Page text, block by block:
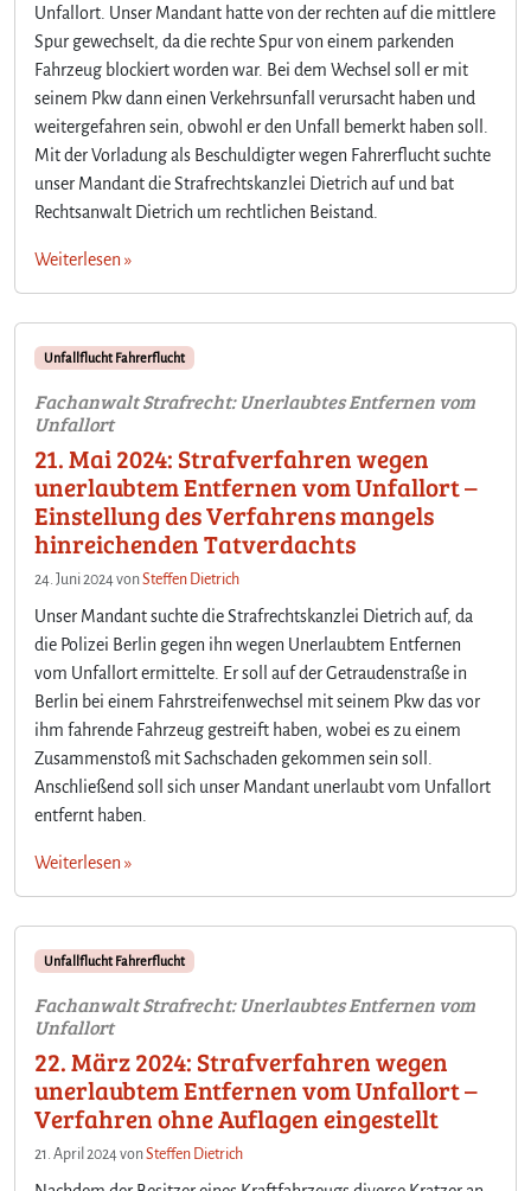
Unfallort. Unser Mandant hatte von der rechten auf die mittlere
Spur gewechselt, da die rechte Spur von einem parkenden
Fahrzeug blockiert worden war. Bei dem Wechsel soll er mit
seinem Pkw dann einen Verkehrsunfall verursacht haben und
weitergefahren sein, obwohl er den Unfall bemerkt haben soll.
Mit der Vorladung als Beschuldigter wegen Fahrerflucht suchte
unser Mandant die Strafrechtskanzlei Dietrich auf und bat
Rechtsanwalt Dietrich um rechtlichen Beistand.
Weiterlesen »
Unfallflucht Fahrerflucht
Fachanwalt Strafrecht: Unerlaubtes Entfernen vom
Unfallort
21. Mai 2024: Strafverfahren wegen
unerlaubtem Entfernen vom Unfallort –
Einstellung des Verfahrens mangels
hinreichenden Tatverdachts
24. Juni 2024vonSteffen Dietrich
Unser Mandant suchte die Strafrechtskanzlei Dietrich auf, da
die Polizei Berlin gegen ihn wegen Unerlaubtem Entfernen
vom Unfallort ermittelte. Er soll auf der Getraudenstraße in
Berlin bei einem Fahrstreifenwechsel mit seinem Pkw das vor
ihm fahrende Fahrzeug gestreift haben, wobei es zu einem
Zusammenstoß mit Sachschaden gekommen sein soll.
Anschließend soll sich unser Mandant unerlaubt vom Unfallort
entfernt haben.
Weiterlesen »
Unfallflucht Fahrerflucht
Fachanwalt Strafrecht: Unerlaubtes Entfernen vom
Unfallort
22. März 2024: Strafverfahren wegen
unerlaubtem Entfernen vom Unfallort –
Verfahren ohne Auflagen eingestellt
21. April 2024vonSteffen Dietrich